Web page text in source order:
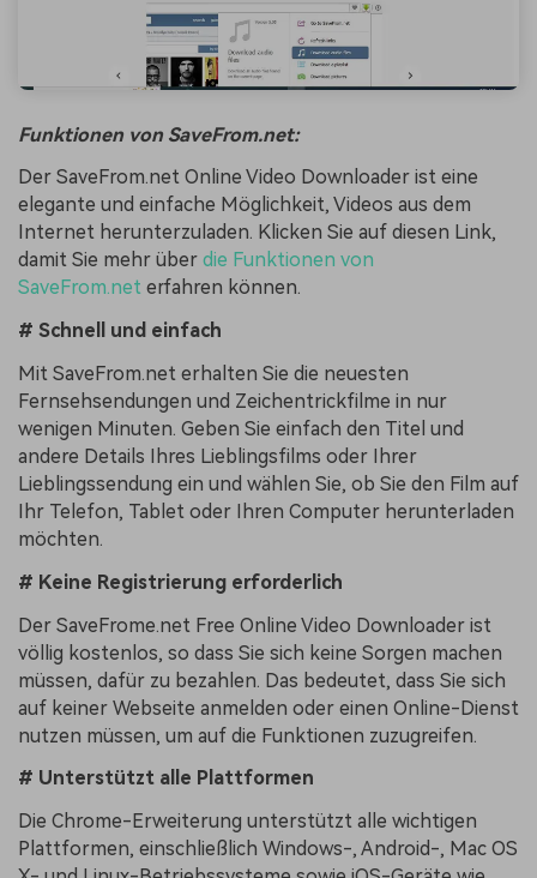
Funktionen von SaveFrom.net:
Der SaveFrom.net Online Video Downloader ist eine
elegante und einfache Möglichkeit, Videos aus dem
Internet herunterzuladen. Klicken Sie auf diesen Link,
damit Sie mehr über die Funktionen von
SaveFrom.net erfahren können.
# Schnell und einfach
Mit SaveFrom.net erhalten Sie die neuesten
Fernsehsendungen und Zeichentrickfilme in nur
wenigen Minuten. Geben Sie einfach den Titel und
andere Details Ihres Lieblingsfilms oder Ihrer
Lieblingssendung ein und wählen Sie, ob Sie den Film auf
Ihr Telefon, Tablet oder Ihren Computer herunterladen
möchten.
# Keine Registrierung erforderlich
Der SaveFrome.net Free Online Video Downloader ist
völlig kostenlos, so dass Sie sich keine Sorgen machen
müssen, dafür zu bezahlen. Das bedeutet, dass Sie sich
auf keiner Webseite anmelden oder einen Online-Dienst
nutzen müssen, um auf die Funktionen zuzugreifen.
# Unterstützt alle Plattformen
Die Chrome-Erweiterung unterstützt alle wichtigen
Plattformen, einschließlich Windows-, Android-, Mac OS